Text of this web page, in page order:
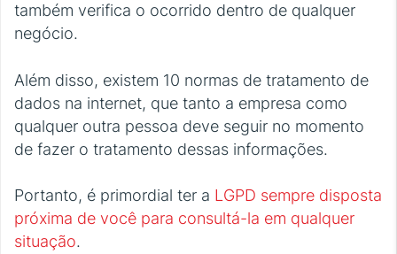
também verifica o ocorrido dentro de qualquer
negócio.
Além disso, existem 10 normas de tratamento de
dados na internet, que tanto a empresa como
qualquer outra pessoa deve seguir no momento
de fazer o tratamento dessas informações.
Portanto, é primordial ter a LGPD sempre disposta
próxima de você para consultá-la em qualquer
situação.